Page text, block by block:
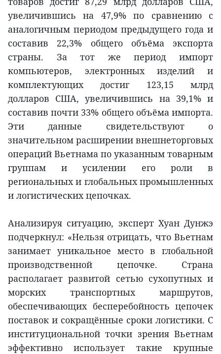
увеличившись на 47,9% по сравнению с
аналогичным периодом предыдущего года и
составив 22,3% общего объёма экспорта
страны. За тот же период импорт
компьютеров, электронных изделий и
комплектующих достиг 123,15 млрд
долларов США, увеличившись на 39,1% и
составив почти 33% общего объёма импорта.
Эти данные свидетельствуют о
значительном расширении внешнеторговых
операций Вьетнама по указанным товарным
группам и усилении его роли в
региональных и глобальных промышленных
и логистических цепочках.
Анализируя ситуацию, эксперт Хуан Дунжэ
подчеркнул: «Нельзя отрицать, что Вьетнам
занимает уникальное место в глобальной
производственной цепочке. Страна
располагает развитой сетью сухопутных и
морских транспортных маршрутов,
обеспечивающих бесперебойность цепочек
поставок и сокращённые сроки логистики. С
институциональной точки зрения Вьетнам
эффективно использует такие крупные